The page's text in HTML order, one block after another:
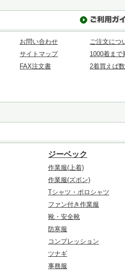
お問い合わせ
サイトマップ
FAX注文書
ご注文につ
1000着まで
2着買えば
ジーベック
作業服(上着)
作業服(ズボン)
Tシャツ・ポロシャツ
ファン付き作業服
靴・安全靴
防寒服
コンプレッション
ツナギ
事務服